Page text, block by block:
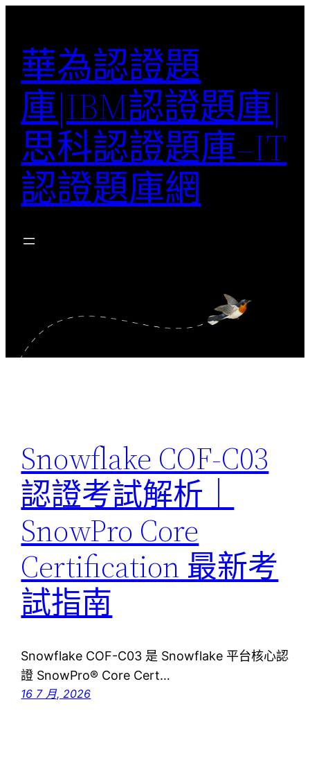
華為認證題
庫|IBM認證題庫|
思科認證題庫–IT
認證題庫網
Snowflake COF-C03
認證考試解析｜
SnowPro Core
Certification 最新考
試指南
Snowflake COF-C03 是 Snowflake 平台核心認
證 SnowPro® Core Cert…
16 7 月, 2026